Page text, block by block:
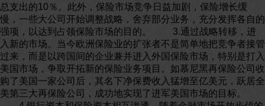
总支出的10％。此外，保险市场竞争日益加剧，保险增长缓
慢，一些大公司开始调整战略，舍弃部分业务，充分发挥各自的
强项，以达到占领保险市场的目的。 3.通过战略转移，进
入新的市场。当今欧洲保险业的扩张者不是简单地把竞争者接管
过来，而是以跨国间的企业兼并进入外国保险市场，特别是打入
美国市场，争取开拓新的保险业务项目。如慕尼黑再保险公司收
购了美国一家公司后，其名下净保费收入猛增至亿美元，跃居全
美第三大再保险公司，成功地实现了进军美国市场的目标。